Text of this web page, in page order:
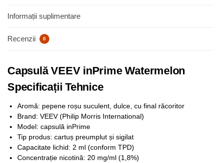
Informații suplimentare
Recenzii 0
Capsulă VEEV inPrime Watermelon
Specificații Tehnice
Aromă: pepene roșu suculent, dulce, cu final răcoritor
Brand: VEEV (Philip Morris International)
Model: capsulă inPrime
Tip produs: cartuș preumplut și sigilat
Capacitate lichid: 2 ml (conform TPD)
Concentrație nicotină: 20 mg/ml (1,8%)